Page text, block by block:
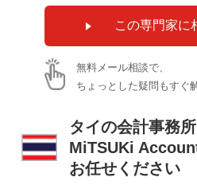
無料メール相談で、
ちょっとした疑問もすぐ
タイの会計事務
MiTSUKi
お任せください